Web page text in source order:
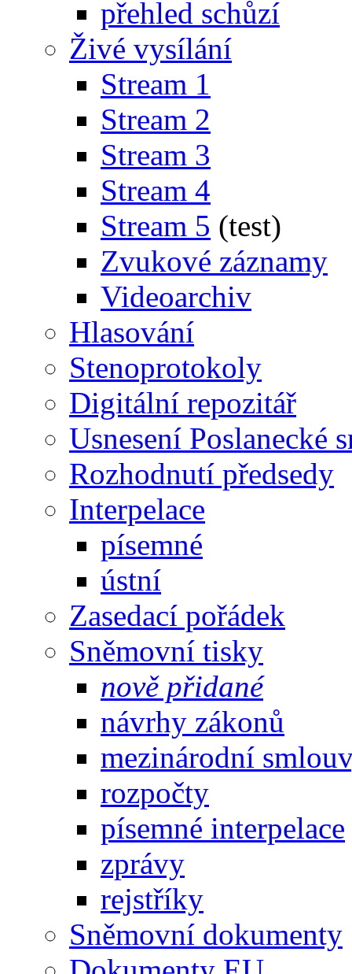
přehled schůzí
Živé vysílání
Stream 1
Stream 2
Stream 3
Stream 4
Stream 5 (test)
Zvukové záznamy
Videoarchiv
Hlasování
Stenoprotokoly
Digitální repozitář
Usnesení Poslanecké
Rozhodnutí předsedy
Interpelace
písemné
ústní
Zasedací pořádek
Sněmovní tisky
nově přidané
návrhy zákonů
mezinárodní
rozpočty
písemné interpelace
zprávy
rejstříky
Sněmovní dokumenty